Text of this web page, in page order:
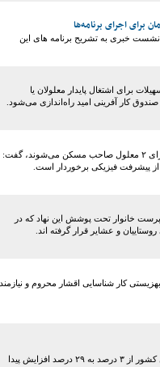
خبری به تشریح برنامه های این
برای اشتغال پایدار معلولان یا
کار آفرینی امید راه‌اندازی می‌شود.
مدیرکل بنیاد مسکن آذربایجان‌غربی با اشاره به اینکه خانوارهای روستایی دارای ۲ معلول صاحب مسکن می‌شوند، گفت:
و زنان سرپرست خانوار تحت پوشش این نهاد که در
و عشایر قرار گرفته اند.
کار شناسایی اقشار محروم و نیازمند
وزیر تعاون، کار و رفاه اجتماعی گفت: سهم اشتغال روستایی در سبد اشتغال کشور از ۳ درصد به ۲۹ درصد افزایش پیدا